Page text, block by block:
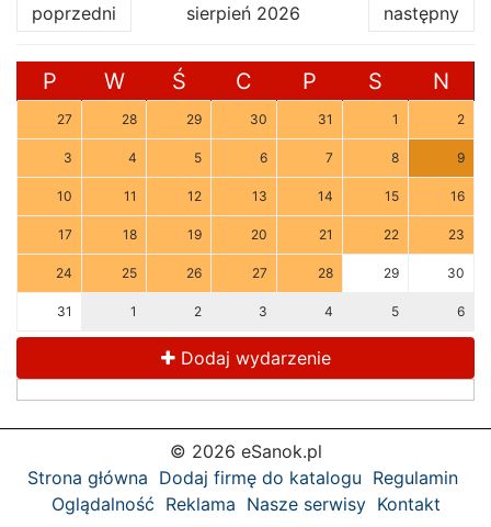
poprzedni sierpień 2026 następny
P W Ś C P S N
27 28 29 30 31 1 2
3 4 5 6 7 8 9
10 11 12 13 14 15 16
17 18 19 20 21 22 23
24 25 26 27 28 29 30
31 1 2 3 4 5 6
Dodaj wydarzenie
© 2026 eSanok.pl
Strona główna Dodaj firmę do katalogu Regulamin
Oglądalność Reklama Nasze serwisy Kontakt